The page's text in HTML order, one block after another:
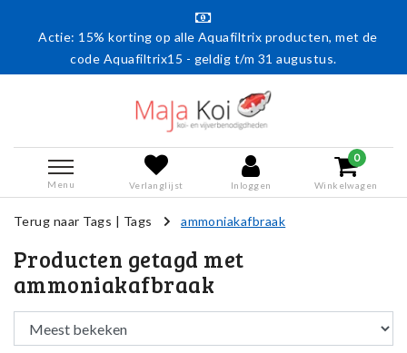
Actie: 15% korting op alle Aquafiltrix producten, met de
code Aquafiltrix15 - geldig t/m 31 augustus.
Menu Verlanglijst Inloggen
0
Winkelwagen
Terug naar Tags | Tags ammoniakafbraak
Producten getagd met
ammoniakafbraak